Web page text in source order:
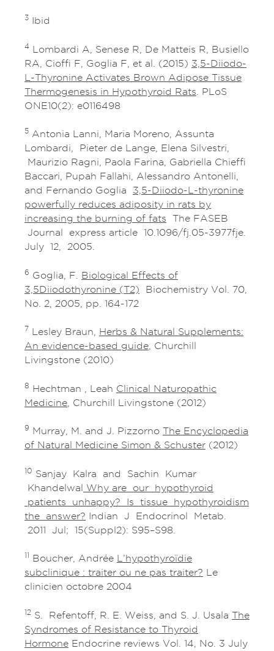
3 Ibid
4 Lombardi A, Senese R, De Matteis R, Busiello
RA, Cioffi F, Goglia F, et al. (2015) 3,5-Diiodo-
L-Thyronine Activates Brown Adipose Tissue
Thermogenesis in Hypothyroid Rats . PLoS
ONE10(2): e0116498
5 Antonia Lanni, Maria Moreno, Assunta
Lombardi, Pieter de Lange, Elena Silvestri,
Maurizio Ragni, Paola Farina, Gabriella Chieffi
Baccari, Pupah Fallahi, Alessandro Antonelli,
and Fernando Goglia 3,5-Diiodo-L-thyronine
powerfully reduces adiposity in rats by
increasing the burning of fats The FASEB
Journal express article 10.1096/fj.05-3977fje.
July 12, 2005.
6 Goglia, F. Biological Effects of
3,5Diiodothyronine (T2) Biochemistry Vol. 70,
No. 2, 2005, pp. 164-172
7 Lesley Braun, Herbs & Natural Supplements:
An evidence-based guide , Churchill
Livingstone (2010)
8 Hechtman , Leah Clinical Naturopathic
Medicine , Churchill Livingstone (2012)
9 Murray, M. and J. Pizzorno The Encyclopedia
of Natural Medicine Simon & Schuster (2012)
10 Sanjay Kalra and Sachin Kumar
Khandelwal Why are our hypothyroid
patients unhappy? Is tissue hypothyroidism
the answer? Indian J Endocrinol Metab.
2011 Jul; 15(Suppl2): S95–S98.
11 Boucher, Andrée L’hypothyroïdie
subclinique : traiter ou ne pas traiter? Le
clinicien octobre 2004
12 S. Refentoff, R. E. Weiss, and S. J. Usala The
Syndromes of Resistance to Thyroid
Hormone Endocrine reviews Vol. 14, No. 3 July